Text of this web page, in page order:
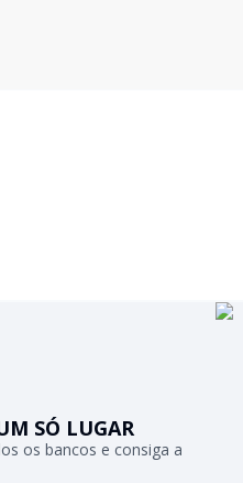
SÓ LUGAR
os bancos e consiga a